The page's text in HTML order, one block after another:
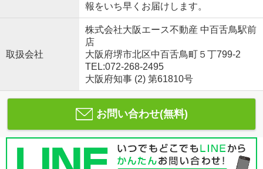
報をいち早くお届けします。
取扱会社
株式会社大阪エース不動産 中百舌鳥駅前
店
大阪府堺市北区中百舌鳥町５丁799-2
TEL:072-268-2495
大阪府知事 (2) 第61810号
お問い合わせ(無料)